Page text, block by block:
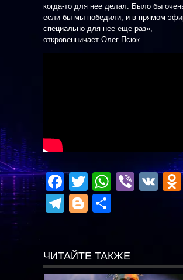
когда-то для нее делал. Было бы
если бы мы победили, и в прямом
специально для нее еще раз», —
откровенничает Олег Псюк.
Facebook
TwitterViber
VK
Telegram
Blogger
ЧИТАЙТЕ ТАКЖЕ